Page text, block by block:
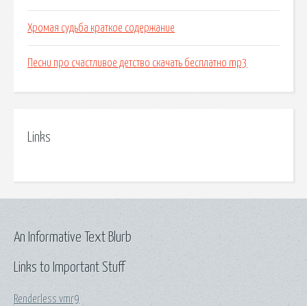
Хромая судьба краткое содержание
Песни про счастливое детство скачать бесплатно mp3
Links
Links to Important Stuff
Renderless vmr9
An Informative Text Blurb